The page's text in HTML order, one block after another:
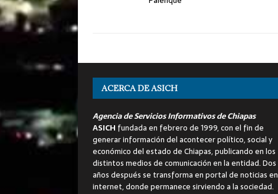
ACERCA DE ASICH
Agencia de Servicios Informativos de Chiapas
ASICH fundada en febrero de 1999, con el fin de
generar información del acontecer político, social y
económico del estado de Chiapas, publicando en los
distintos medios de comunicación en la entidad. Dos
años después se transforma en portal de noticias en
internet, donde permanece sirviendo a la sociedad.